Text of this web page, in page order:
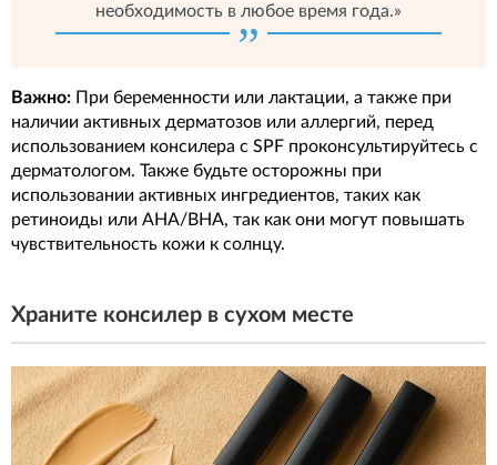
необходимость в любое время года.»
Важно: При беременности или лактации, а также при
наличии активных дерматозов или аллергий, перед
использованием консилера с SPF проконсультируйтесь с
дерматологом. Также будьте осторожны при
использовании активных ингредиентов, таких как
ретиноиды или AHA/BHA, так как они могут повышать
чувствительность кожи к солнцу.
Храните консилер в сухом месте